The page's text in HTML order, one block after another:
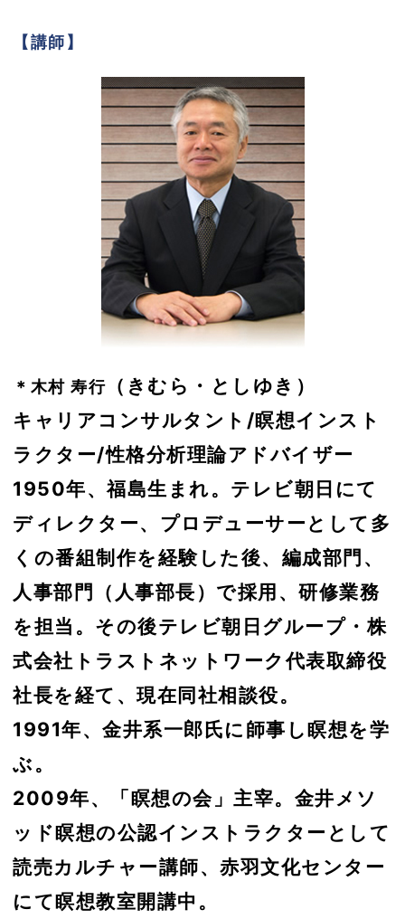
【講師】
＊木村 寿行
（きむら・としゆき）
キャリアコンサルタント/瞑想インスト
ラクター/性格分析理論アドバイザー
1950年、福島生まれ。テレビ朝日にて
ディレクター、プロデューサーとして多
くの番組制作を経験した後、編成部門、
人事部門（人事部長）で採用、研修業務
を担当。その後テレビ朝日グループ・株
式会社トラストネットワーク代表取締役
社長を経て、現在同社相談役。
1991年、金井系一郎氏に師事し瞑想を学
ぶ。
2009年、「瞑想の会」主宰。金井メソ
ッド瞑想の公認インストラクターとして
読売カルチャー講師、赤羽文化センター
にて瞑想教室開講中。